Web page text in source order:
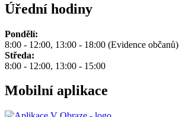
Úřední hodiny
Pondělí:
8:00 - 12:00, 13:00 - 18:00 (Evidence občanů)
Středa:
8:00 - 12:00, 13:00 - 15:00
Mobilní aplikace